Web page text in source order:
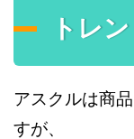
トレ
アスクルは商
すが、